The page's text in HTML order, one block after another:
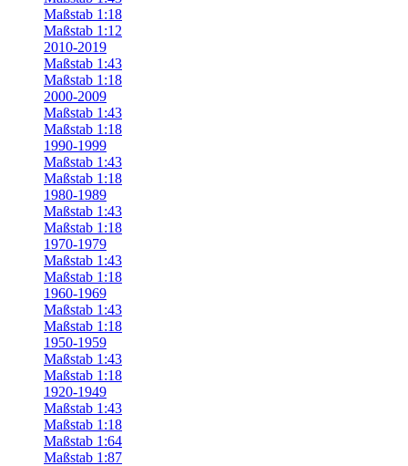
Maßstab 1:18
Maßstab 1:12
2010-2019
Maßstab 1:43
Maßstab 1:18
2000-2009
Maßstab 1:43
Maßstab 1:18
1990-1999
Maßstab 1:43
Maßstab 1:18
1980-1989
Maßstab 1:43
Maßstab 1:18
1970-1979
Maßstab 1:43
Maßstab 1:18
1960-1969
Maßstab 1:43
Maßstab 1:18
1950-1959
Maßstab 1:43
Maßstab 1:18
1920-1949
Maßstab 1:43
Maßstab 1:18
Maßstab 1:64
Maßstab 1:87